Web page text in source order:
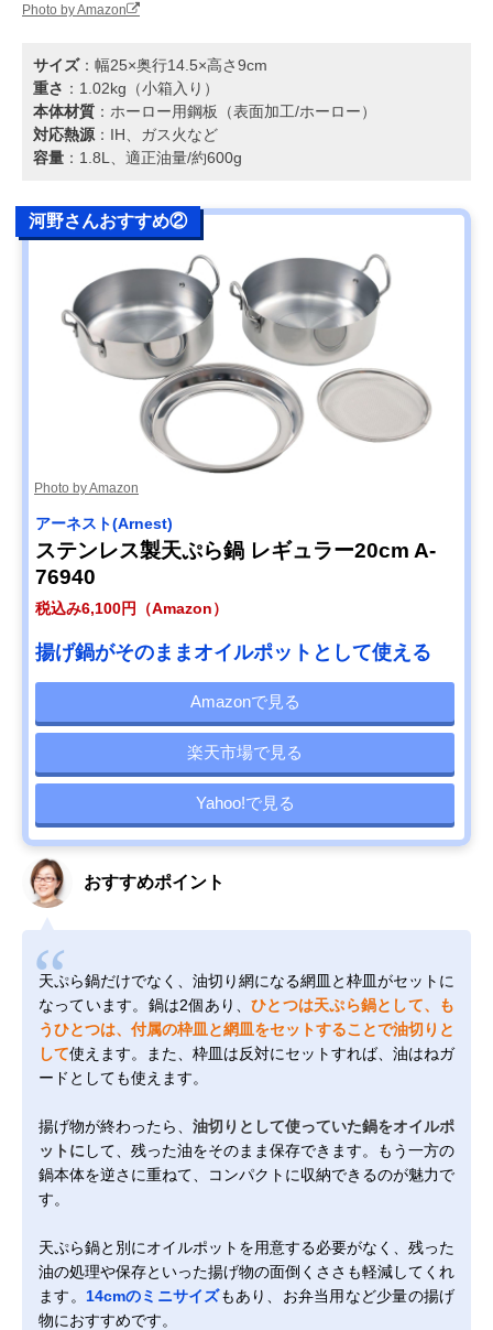
Photo by Amazon
サイズ：幅25×奥行14.5×高さ9cm
重さ ：1.02kg（小箱入り）
本体材質 ：ホーロー用鋼板（表面加工/ホーロー）
対応熱源 ：IH、ガス火など
容量 ：1.8L、適正油量/約600g
河野さんおすすめ②
Photo by Amazon
アーネスト(Arnest)
ステンレス製天ぷら鍋 レギュラー20cm A-
76940
税込み6,100円（Amazon）
揚げ鍋がそのままオイルポットとして使える
Amazonで見る
楽天市場で見る
Yahoo!で見る
おすすめポイント
天ぷら鍋だけでなく、油切り網になる網皿と枠皿がセットに
なっています。鍋は2個あり、ひとつは天ぷら鍋として、も
うひとつは、付属の枠皿と網皿をセットすることで油切りと
して使えます。また、枠皿は反対にセットすれば、油はねガ
ードとしても使えます。
揚げ物が終わったら、 油切りとして使っていた鍋をオイルポ
ットに して、残った油をそのまま保存できます。もう一方の
鍋本体を逆さに重ねて、コンパクトに収納できるのが魅力で
す。
天ぷら鍋と別にオイルポットを用意する必要がなく、残った
油の処理や保存といった揚げ物の面倒くささも軽減してくれ
ます。 14cmのミニサイズもあり、お弁当用など少量の揚げ
物におすすめです。